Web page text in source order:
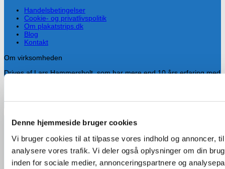
Denne hjemmeside bruger cookies
Vi bruger cookies til at tilpasse vores indhold og annoncer,
analysere vores trafik. Vi deler også oplysninger om din
inden for sociale medier, annonceringspartnere og
Handelsbetingelser
Cookie- og privatlivspolitik
Om plakatstrips.dk
Blog
Kontakt
Om virksomheden
Drives af Lars Hammersholt, som har mere end 10 års erfaring med
han besluttede tidligt at importere strips fra udlandet.
Visa
Handelsbetingelser
Cookie- og privatlivspolitik
Om plakatstrips.dk
Blog
Kontakt